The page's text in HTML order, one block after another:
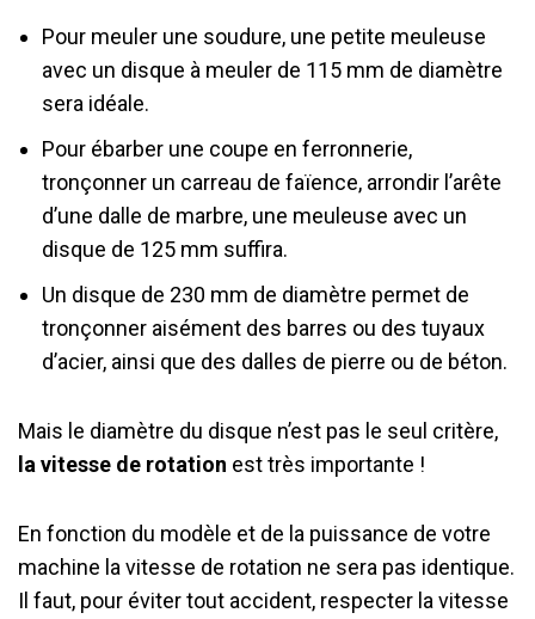
Pour meuler une soudure, une petite meuleuse
avec un disque à meuler de 115 mm de diamètre
sera idéale.
Pour ébarber une coupe en ferronnerie,
tronçonner un carreau de faïence, arrondir l’arête
d’une dalle de marbre, une meuleuse avec un
disque de 125 mm suffira.
Un disque de 230 mm de diamètre permet de
tronçonner aisément des barres ou des tuyaux
d’acier, ainsi que des dalles de pierre ou de béton.
Mais le diamètre du disque n’est pas le seul critère,
la vitesse de rotation est très importante !
En fonction du modèle et de la puissance de votre
machine la vitesse de rotation ne sera pas identique.
Il faut, pour éviter tout accident, respecter la vitesse